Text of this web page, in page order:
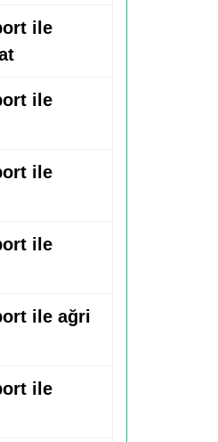
ile
ile
ile
ile
ile ağri
ile